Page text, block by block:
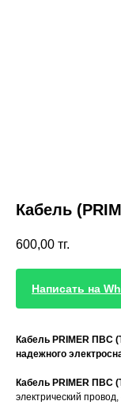
Кабель
600,00 тг.
Написать на
Кабель PRIMER ПВС
надежного
Кабель PRIMER ПВС
электрический